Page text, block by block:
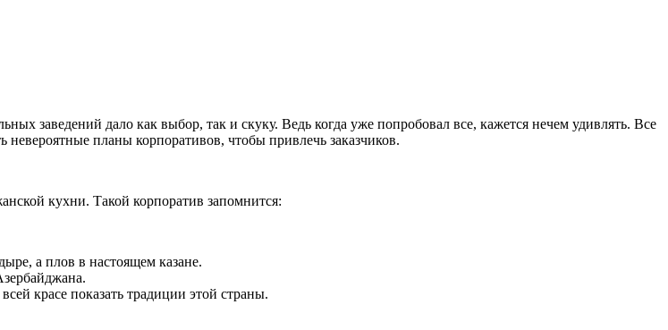
заведений дало как выбор, так и скуку. Ведь когда уже попробовал все, кажется нечем удивлять. Все
планы корпоративов, чтобы привлечь заказчиков.
кухни. Такой корпоратив запомнится:
а плов в настоящем казане.
красе показать традиции этой страны.